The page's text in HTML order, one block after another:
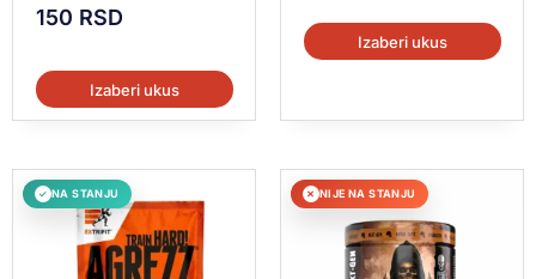
150 RSD
Izaberi ukus
Izaberi ukus
✓ NA STANJU ✕ NIJE NA STANJU